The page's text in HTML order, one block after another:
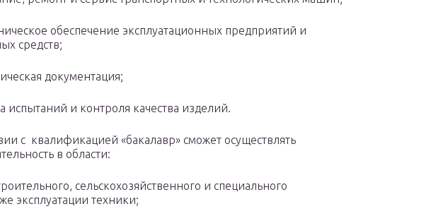
обеспечение эксплуатационных предприятий и
средств;
документация;
и контроля качества изделий.
с квалификацией «бакалавр» сможет осуществлять
в области:
сельскохозяйственного и специального
эксплуатации техники;